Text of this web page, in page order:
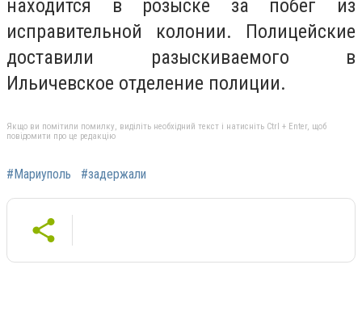
находится в розыске за побег из
исправительной колонии. Полицейские
доставили разыскиваемого в
Ильичевское отделение полиции.
Якщо ви помітили помилку, виділіть необхідний текст і натисніть Ctrl + Enter, щоб
повідомити про це редакцію
#Мариуполь #задержали